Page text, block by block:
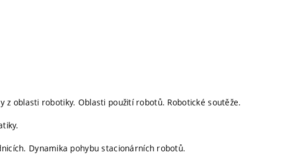
oblasti robotiky. Oblasti použití robotů. Robotické soutěže.
Dynamika pohybu stacionárních robotů.